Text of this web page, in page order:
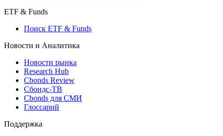
ETF & Funds
Поиск ETF & Funds
Новости и Аналитика
Новости рынка
Research Hub
Cbonds Review
Сбондс-ТВ
Cbonds для СМИ
Глоссарий
Поддержка